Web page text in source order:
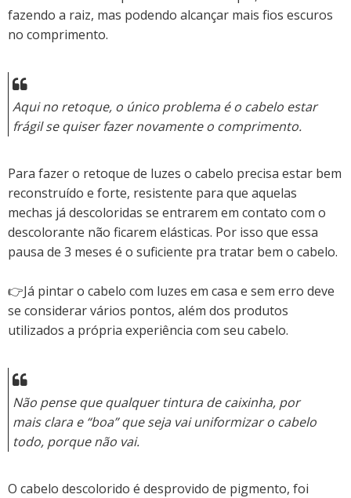
fazendo a raiz, mas podendo alcançar mais fios escuros
no comprimento.
Aqui no retoque, o único problema é o cabelo estar
frágil se quiser fazer novamente o comprimento.
Para fazer o retoque de luzes o cabelo precisa estar bem
reconstruído e forte, resistente para que aquelas
mechas já descoloridas se entrarem em contato com o
descolorante não ficarem elásticas. Por isso que essa
pausa de 3 meses é o suficiente pra tratar bem o cabelo.
👉Já pintar o cabelo com luzes em casa e sem erro deve
se considerar vários pontos, além dos produtos
utilizados a própria experiência com seu cabelo.
Não pense que qualquer tintura de caixinha, por
mais clara e “boa” que seja vai uniformizar o cabelo
todo, porque não vai.
O cabelo descolorido é desprovido de pigmento, foi